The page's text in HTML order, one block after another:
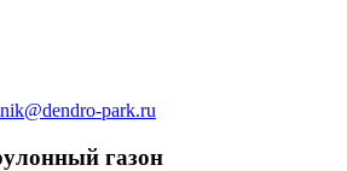
park.ru
газон